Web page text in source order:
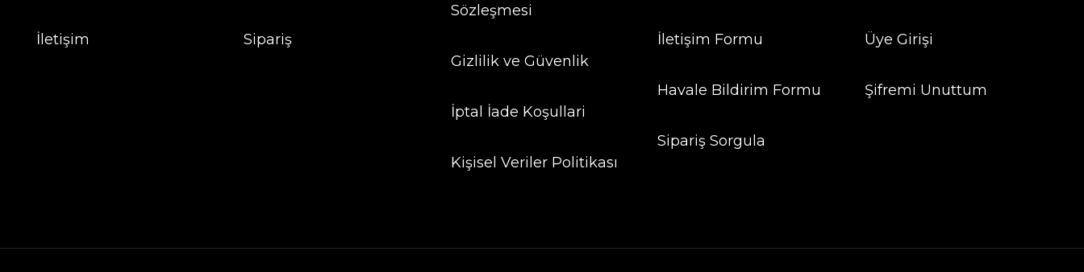
İletişim Sipariş
Sözleşmesi
Gizlilik ve Güvenlik
İptal İade Koşullari
Kişisel Veriler Politikası
İletişim Formu
Havale Bildirim Formu
Sipariş Sorgula
Üye Girişi
Şifremi Unuttum